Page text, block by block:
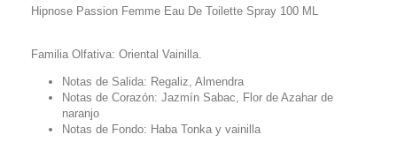
Hipnose Passion Femme Eau De Toilette Spray 100 ML
Familia Olfativa: Oriental Vainilla.
Notas de Salida: Regaliz, Almendra
Notas de Corazón: Jazmín Sabac, Flor de Azahar de
naranjo
Notas de Fondo: Haba Tonka y vainilla